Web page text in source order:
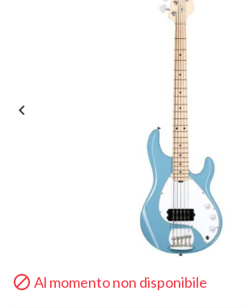

 Al momento non disponibile